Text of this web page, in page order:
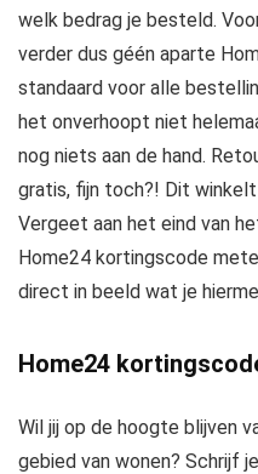
welk bedrag je besteld.
verder dus géén aparte
standaard voor alle
het onverhoopt niet
nog niets aan de hand.
gratis, fijn toch?! Dit
Vergeet aan het eind van
Home24 kortingscode
direct in beeld wat je
Home24
Wil jij op de hoogte blijven
gebied van wonen? Schrijf